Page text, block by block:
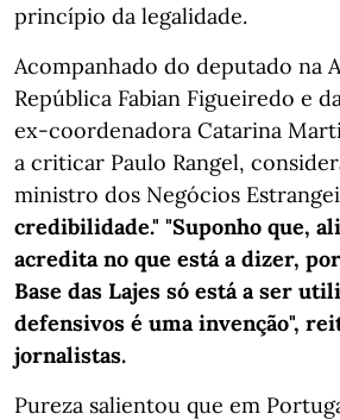
princípio da legalidade.
Acompanhado do deputado na
República Fabian Figueiredo e
ex-coordenadora Catarina
a criticar Paulo Rangel,
ministro dos Negócios
credibilidade." "Suponho que,
acredita no que está a dizer,
Base das Lajes só está a ser
defensivos é uma invenção",
jornalistas.
Pureza salientou que em